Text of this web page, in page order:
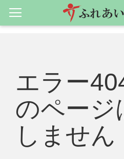
エラー
のページ
しません